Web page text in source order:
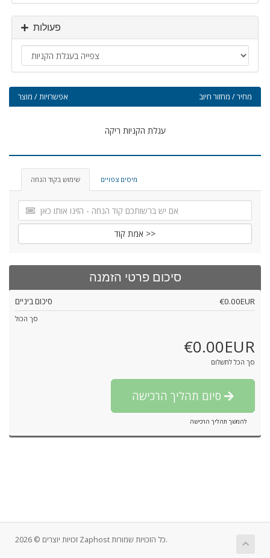
פעולות
אפשרויות / מוצר מחיר / מחזור חיוב
עגלת הקניות ריקה
שימוש בקוד הנחה מיסים צפויים
אמת קוד >>
סיכום פרטי הזמנה
סיכום ביניים €0.00EUR
סך הכול
€0.00EUR
סך הכל לתשלום
להמשך תהליך הרכישה
זכויות יוצרים © 2026 Zaphost כל הזכויות שמורות.